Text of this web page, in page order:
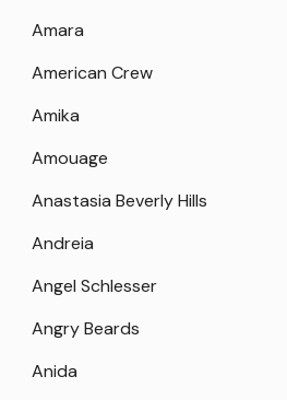
Amara
American Crew
Amika
Amouage
Anastasia Beverly Hills
Andreia
Angel Schlesser
Angry Beards
Anida